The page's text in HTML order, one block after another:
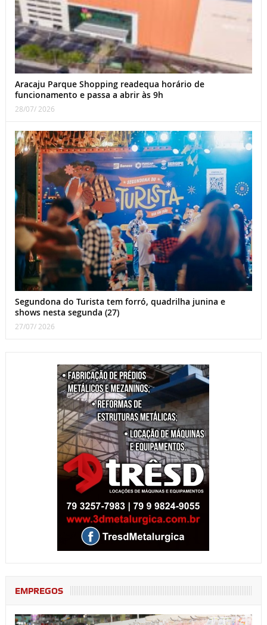
Aracaju Parque Shopping readequa horário de
funcionamento e passa a abrir às 9h
28/07/ 2026
Segundona do Turista tem forró, quadrilha junina e
shows nesta segunda (27)
27/07/ 2026
EMPREGOS